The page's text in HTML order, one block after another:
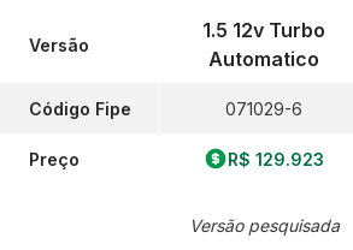
Versão
Código Fipe
Preço
1.5 12v Turbo
Automatico
071029-6
R$ 129.923
Versão pesquisada